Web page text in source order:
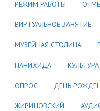
РЕЖИМ РАБОТЫ
ВИРТУАЛЬНОЕ ЗАНЯТИЕ
МУЗЕЙНАЯ СТОЛИЦА
ПАНИХИДА КУЛЬТУРА
ОПРОС ДЕНЬ
ЖИРИНОВСКИЙ